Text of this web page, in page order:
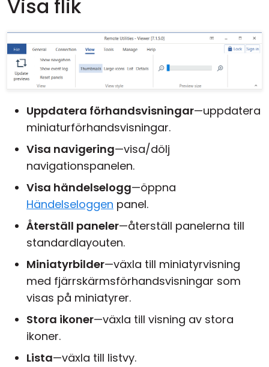
Visa flik
Uppdatera förhandsvisningar—uppdatera
miniaturförhandsvisningar.
Visa navigering—visa/dölj
navigationspanelen.
Visa händelselogg—öppna
Händelseloggen panel.
Återställ paneler—återställ panelerna till
standardlayouten.
Miniatyrbilder—växla till miniatyrvisning
med fjärrskärmsförhandsvisningar som
visas på miniatyrer.
Stora ikoner—växla till visning av stora
ikoner.
Lista—växla till listvy.